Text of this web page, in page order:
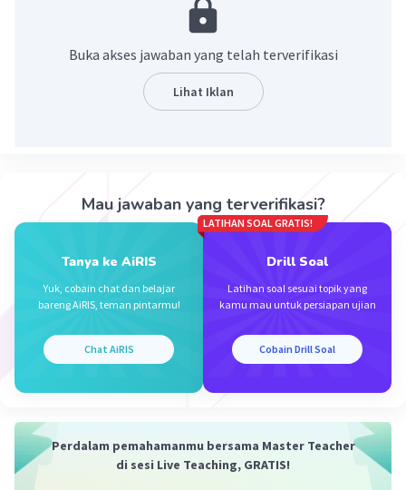
Buka akses jawaban yang telah terverifikasi
Lihat Iklan
Mau jawaban yang terverifikasi?
Tanya ke AiRIS
Yuk, cobain chat dan belajar
bareng AiRIS, teman pintarmu!
Chat AiRIS
LATIHAN SOAL GRATIS!
Drill Soal
Latihan soal sesuai topik yang
kamu mau untuk persiapan ujian
Cobain Drill Soal
Perdalam pemahamanmu bersama Master Teacher
di sesi Live Teaching, GRATIS!